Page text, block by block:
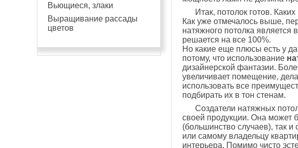
Вьющиеся, злаки
Выращивание рассады
цветов
Итак, потолок готов.
Как уже отмечалось выше,
натяжного потолка является
решается на все 100%.
Но какие еще плюсы есть у
потому, что использование
дизайнерской фантазии.
увеличивает помещение,
использовать все
подбирать их в тон стенам.
Создатели натяжных
своей продукции. Она может
(большинство случаев), так
или самому владельцу
интерьера. Помимо чисто